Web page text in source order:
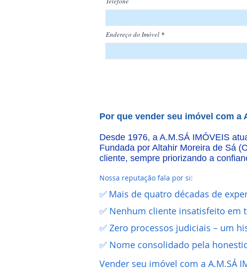
Endereço do Imóvel
Por que vender seu imóvel com a
Desde 1976, a A.M.SÁ IMÓVEIS
Fundada por Altahir Moreira de Sá
cliente, sempre priorizando a
Nossa reputação fala por si:
✅ Mais de quatro décadas de
✅ Nenhum cliente insatisfeito em
✅ Zero processos judiciais – um
✅ Nome consolidado pela
Vender seu imóvel com a A.M.SÁ